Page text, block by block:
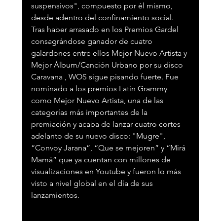
suspensivos", compuesto por él mismo,
desde adentro del confinamiento social.
Tras haber arrasado en los Premios Gardel
consagrándose ganador de cuatro
galardones entre ellos Mejor Nuevo Artista y
Mejor Álbum/Canción Urbano por su disco
Caravana , WOS sigue pisando fuerte. Fue
nominado a los premios Latin Grammy
como Mejor Nuevo Artista, una de las
categorías más importantes de la
premiación y acaba de lanzar cuatro cortes
adelanto de su nuevo disco: "Mugre",
“Convoy Jarana”, “Que se mejoren” y “Mirá
Mamá” que ya cuentan con millones de
visualizaciones en Youtube y fueron lo más
visto a nivel global en el día de sus
lanzamientos.